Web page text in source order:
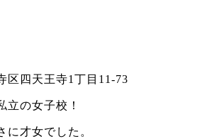
区四天王寺1丁目11-73
立の女子校！
に才女でした。